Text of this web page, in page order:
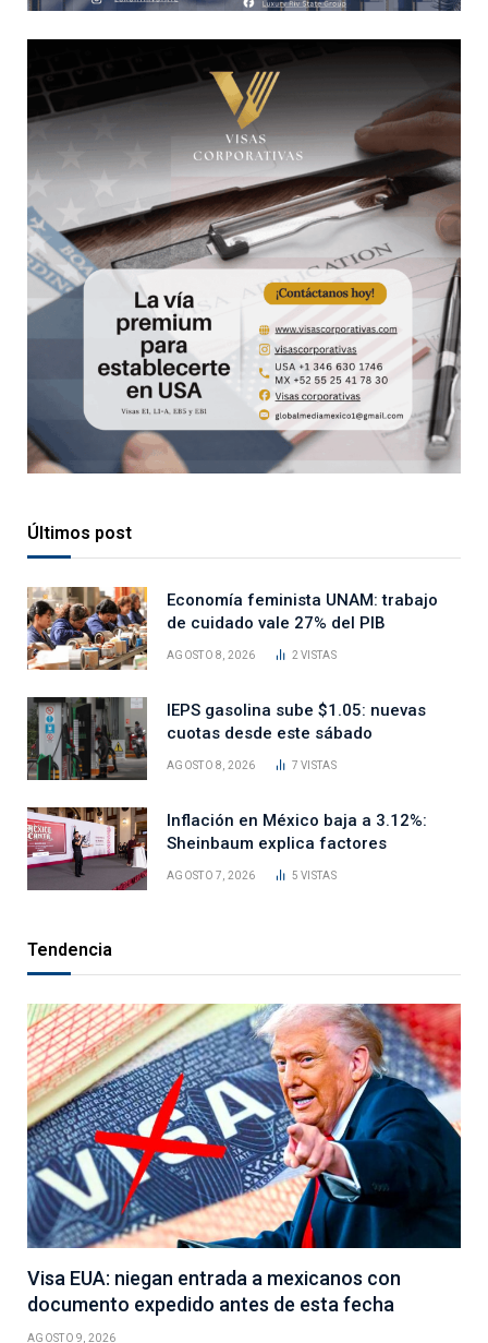
Últimos post
Economía feminista UNAM: trabajo
de cuidado vale 27% del PIB
AGOSTO 8, 2026 2VISTAS
IEPS gasolina sube $1.05: nuevas
cuotas desde este sábado
AGOSTO 8, 2026 7VISTAS
Inflación en México baja a 3.12%:
Sheinbaum explica factores
AGOSTO 7, 2026 5VISTAS
Tendencia
Visa EUA: niegan entrada a mexicanos con
documento expedido antes de esta fecha
AGOSTO 9, 2026